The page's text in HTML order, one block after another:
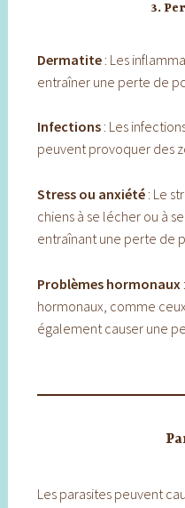
3.
Dermatite: Les
entraîner une perte de
Infections: Les
peuvent provoquer des
Stress ou anxiété: Le
chiens à se lécher ou à
entraînant une perte de
Problèmes hormonaux
hormonaux, comme
également causer une
Les parasites peuvent